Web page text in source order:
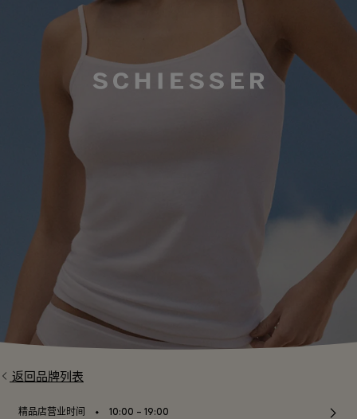
返回品牌列表
精品店营业时间 ⬩ 10:00 – 19:00